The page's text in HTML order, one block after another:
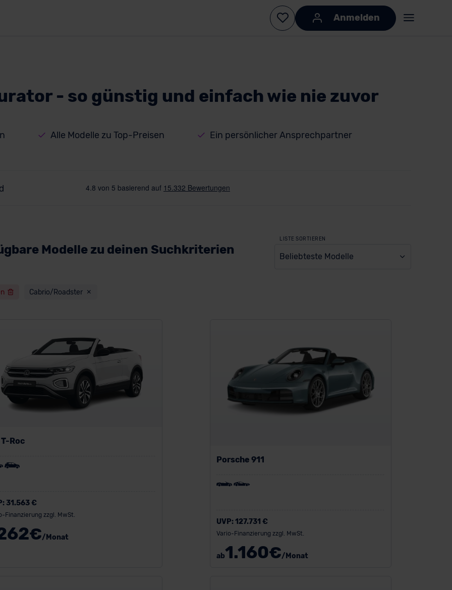
Anmelden
- so günstig und einfach wie nie zuvor
Alle Modelle zu Top-Preisen Ein persönlicher Ansprechpartner
Modelle zu deinen Suchkriterien
LISTE SORTIEREN
Beliebteste Modelle
Cabrio/Roadster
T-Roc
31.563 €
Finanzierung zzgl. MwSt.
€/Monat
Porsche 911
UVP:127.731 €
Vario-Finanzierung zzgl. MwSt.
ab1.160€/Monat